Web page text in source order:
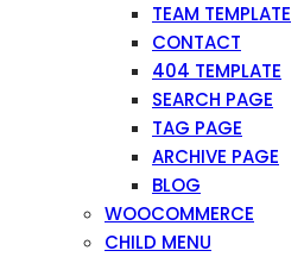
TEAM TEMPLATE
CONTACT
404 TEMPLATE
SEARCH PAGE
TAG PAGE
ARCHIVE PAGE
BLOG
WOOCOMMERCE
CHILD MENU